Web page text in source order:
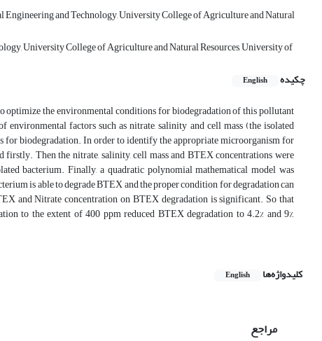
and Technology, University College of Agriculture and Natural
University College of Agriculture and Natural Resources, University of
چکیده
English
optimize the environmental conditions for biodegradation of this pollutant
factors such as nitrate, salinity and cell mass (the isolated
biodegradation. In order to identify the appropriate microorganism for
Then the nitrate, salinity, cell mass and BTEX concentrations were
bacterium. Finally, a quadratic polynomial mathematical model was
is able to degrade BTEX and the proper condition for degradation can
and Nitrate concentration on BTEX degradation is significant. So that
to the extent of 400 ppm reduced BTEX degradation to 4.2% and 9%,
کلیدواژه‌ها English
مراجع